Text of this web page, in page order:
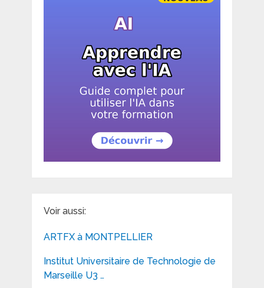
Voir aussi:
ARTFX à MONTPELLIER
Institut Universitaire de Technologie de
Marseille U3 …